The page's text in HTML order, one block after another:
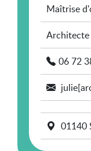
Maîtrise
Architecte
06 72
01140